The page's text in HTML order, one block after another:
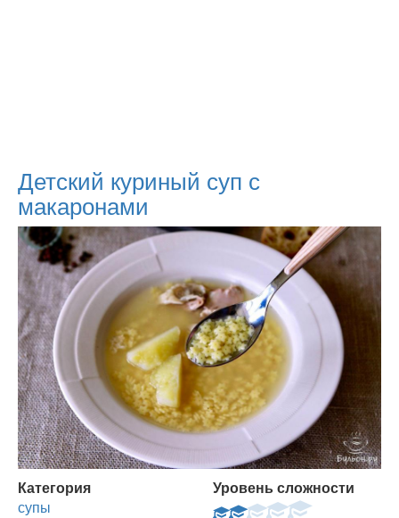
Детский куриный суп с
макаронами
Категория
супы
Уровень сложности